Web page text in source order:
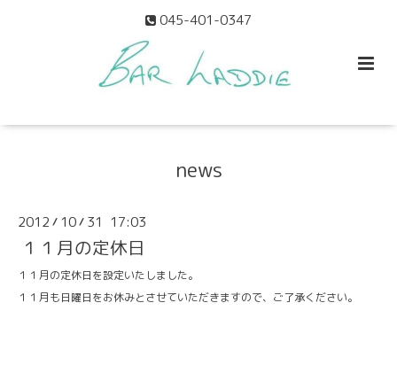
045-401-0347
news
2012 / 10/ 31 17:03
１１月の定休日
１１月の定休日を設定いたしました。
１１月も日曜日をお休みとさせていただきますので、ご了承ください。